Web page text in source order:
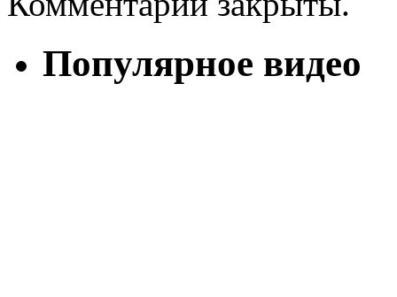
Популярное видео